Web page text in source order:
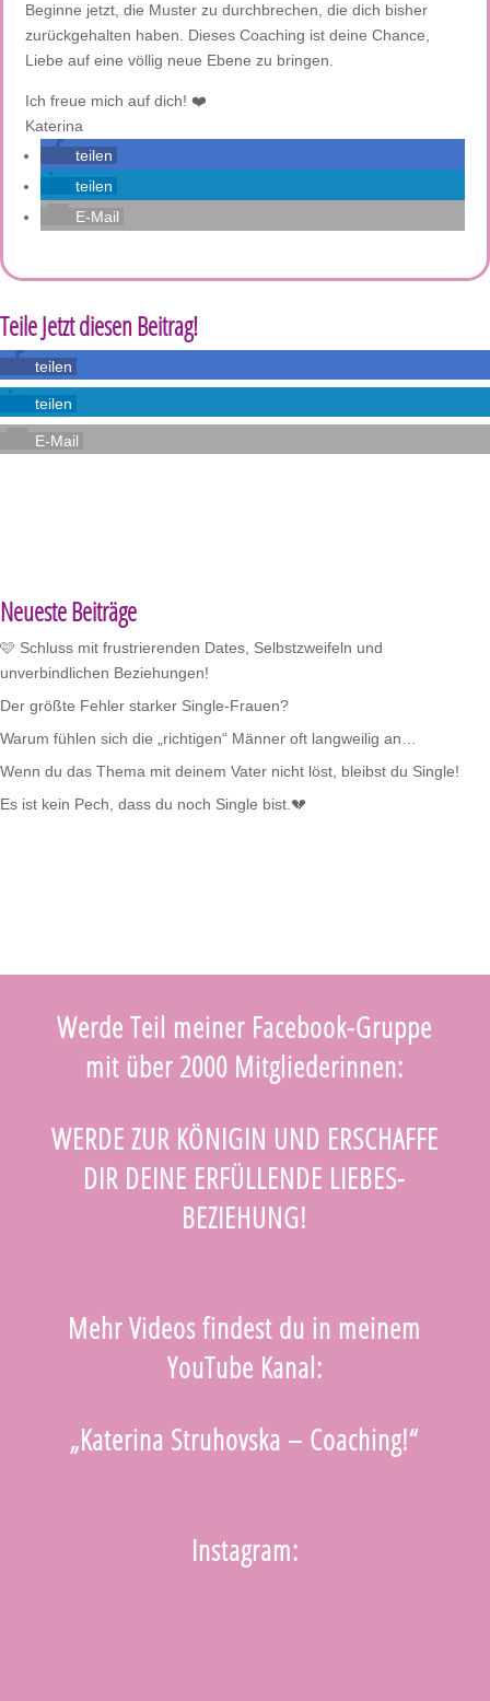
Beginne jetzt, die Muster zu durchbrechen, die dich bisher
zurückgehalten haben. Dieses Coaching ist deine Chance,
Liebe auf eine völlig neue Ebene zu bringen.
Ich freue mich auf dich! ❤️
Katerina
teilen
teilen
E-Mail
Teile Jetzt diesen Beitrag!
teilen
teilen
E-Mail
Neueste Beiträge
🩷 Schluss mit frustrierenden Dates, Selbstzweifeln und
unverbindlichen Beziehungen!
Der größte Fehler starker Single-Frauen?
Warum fühlen sich die „richtigen“ Männer oft langweilig an…
Wenn du das Thema mit deinem Vater nicht löst, bleibst du Single!
Es ist kein Pech, dass du noch Single bist.💔
Werde Teil meiner Facebook-Gruppe
mit über 2000 Mitgliederinnen:
WERDE ZUR KÖNIGIN UND ERSCHAFFE
DIR DEINE ERFÜLLENDE LIEBES-
BEZIEHUNG!
Mehr Videos findest du in meinem
YouTube Kanal:
„Katerina Struhovska – Coaching!“
Instagram: